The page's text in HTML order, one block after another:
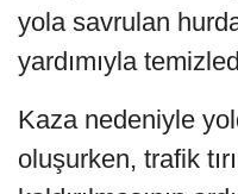
yola savrulan
yardımıyla
Kaza nedeniyle
oluşurken, trafik